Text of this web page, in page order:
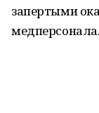
запертыми
медперсонала.